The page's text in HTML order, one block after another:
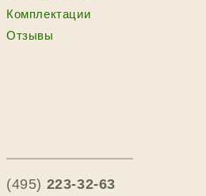
Комплектации
Отзывы
(495) 223-32-63